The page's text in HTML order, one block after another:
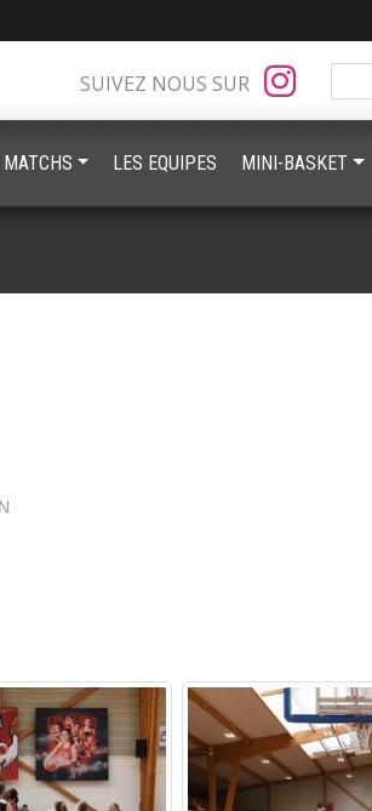
SUIVEZ NOUS SUR
LES EQUIPES MINI-BASKET